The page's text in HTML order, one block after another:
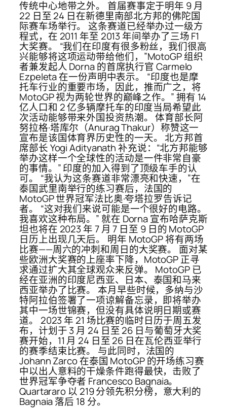
传统中心地带之外。 首届赛事定于明年 9 月
22 日至 24 日在新德里南部北方邦的佛陀国
际赛车场举行。 这条赛道已经举办过一级方
程式，在 2011 年至 2013 年间举办了三场 F1
大奖赛。 “我们在印度有很多粉丝，我们很高
兴能够将这项运动带给他们，”MotoGP 组织
者兼发起人 Dorna 的首席执行官 Carmelo
Ezpeleta 在一份声明中表示。 “印度也是摩
托车行业的重要市场，因此，推而广之，将
MotoGP 视为两轮世界的巅峰之作。” 拥有 14
亿人口和 2 亿多辆摩托车的印度当局希望此
次活动能够带来外国投资热潮。 体育部长阿
努拉格·塔库尔（Anurag Thakur）称赞这一
宣布是该国体育界历史性的一天。 北方邦首
席部长 Yogi Adityanath 补充说：“北方邦能够
举办这样一个全球性的活动是一件非常自豪
的事情。” 印度的加入得到了顶级车手的认
可。 “我认为这条赛道非常漂亮和快速，”在
泰国武里南举行的练习赛后，法国的
MotoGP 世界冠军法比奥·夸塔拉罗告诉记
者。 “这对我们来说可能是一个很好的电路。
我喜欢这种布局。” 就在 Dorna 宣布哈萨克斯
坦也将在 2023 年 7 月 7 日至 9 日的 MotoGP
日历上出现几天后。 明年 MotoGP 将有两场
比赛——周六的冲刺和周日的大奖赛。 面对某
些欧洲大奖赛的上座率下降，MotoGP 正寻
求通过扩大其全球观众来反弹。 MotoGP 已
经在亚洲的印度尼西亚、日本、泰国和马来
西亚举办了比赛。 本月早些时候，多纳与沙
特阿拉伯签署了一项谅解备忘录，即将举办
其中一场世锦赛，但没有具体说明日期或赛
道。 2023 年 21 场比赛的临时日历于周五发
布，计划于 3 月 24 日至 26 日与葡萄牙大奖
赛开始，11 月 24 日至 26 日在瓦伦西亚举行
的赛季结束比赛。 与此同时，法国的
Johann Zarco 在泰国 MotoGP 的开场练习赛
中以出人意料的干燥条件跑得最快，击败了
世界冠军争夺者 Francesco Bagnaia。
Quartararo 以 219 分领先积分榜，意大利的
Bagnaia 落后 18 分。